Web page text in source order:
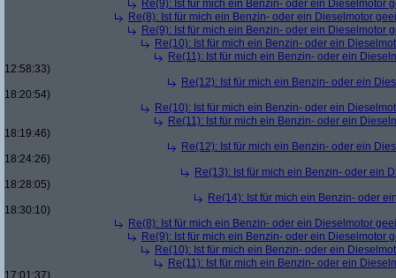
Re(9): Ist für mich ein Benzin- oder ein Dieselmotor
Re(8): Ist für mich ein Benzin- oder ein Dieselmotor
Re(9): Ist für mich ein Benzin- oder ein Dieselmotor
Re(10): Ist für mich ein Benzin- oder ein
Re(11): Ist für mich ein Benzin- oder ein
12:58:33)
Re(12): Ist für mich ein Benzin- oder ein
18:20:54)
Re(10): Ist für mich ein Benzin- oder ein
Re(11): Ist für mich ein Benzin- oder ein
18:19:46)
Re(12): Ist für mich ein Benzin- oder ein
18:24:26)
Re(13): Ist für mich ein Benzin- oder ein
18:28:05)
Re(14): Ist für mich ein Benzin- oder
18:30:10)
Re(8): Ist für mich ein Benzin- oder ein Dieselmotor
Re(9): Ist für mich ein Benzin- oder ein Dieselmotor
Re(10): Ist für mich ein Benzin- oder ein
Re(11): Ist für mich ein Benzin- oder ein
17:01:37)